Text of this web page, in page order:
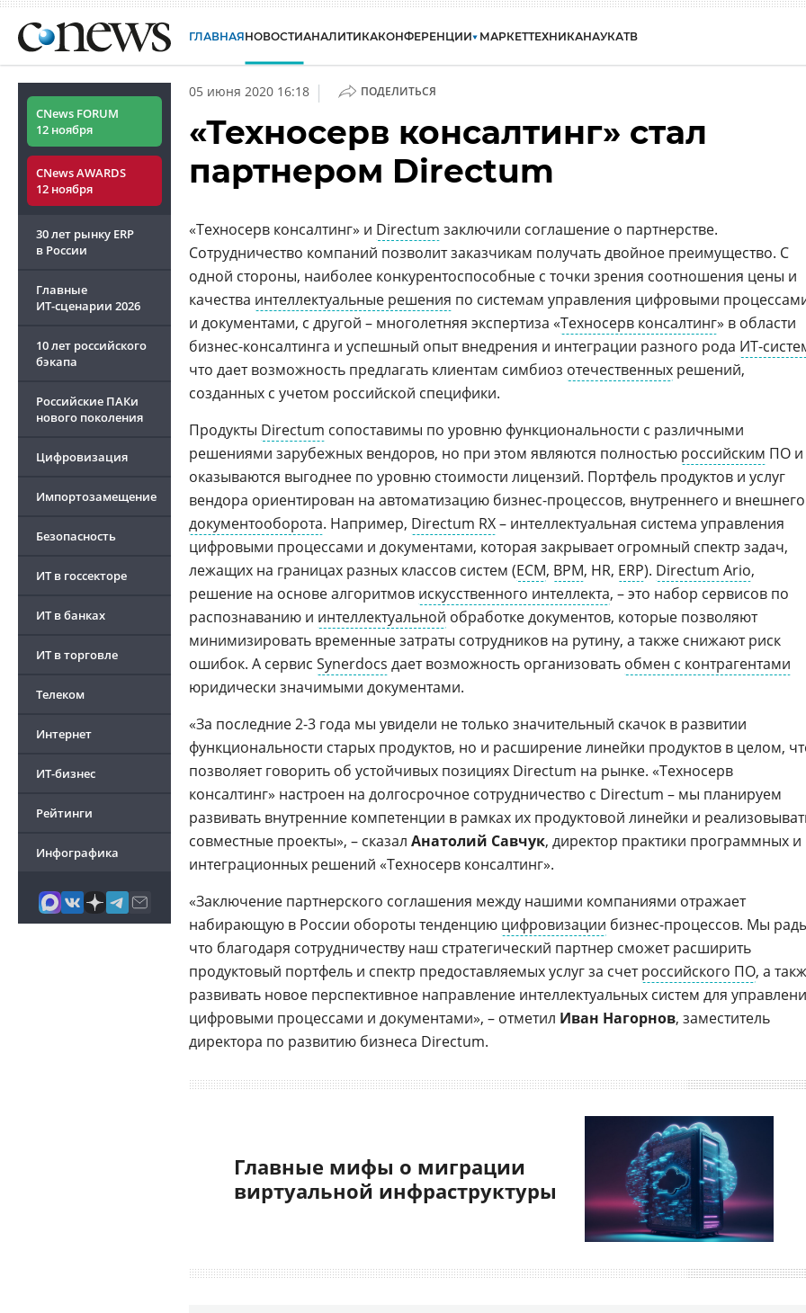
ГЛАВНАЯНОВОСТИАНАЛИТИКАКОНФЕРЕНЦИИ МАРКЕТТЕХНИКАНАУКАТВ
CNews FORUM
12 ноября
CNews AWARDS
12 ноября
30 лет рынку ERP
в России
Главные
ИТ-сценарии 2026
10 лет российского
бэкапа
Российские ПАКи
нового поколения
Цифровизация
Импортозамещение
Безопасность
ИТ в госсекторе
ИТ в банках
ИТ в торговле
Телеком
Интернет
ИТ-бизнес
Рейтинги
Инфографика
05 июня 2020 16:18 | ПОДЕЛИТЬСЯ
«Техносерв консалтинг» стал
партнером Directum
«Техносерв консалтинг» и Directum заключили соглашение о партнерстве.
Сотрудничество компаний позволит заказчикам получать двойное преимущество. С
одной стороны, наиболее конкурентоспособные с точки зрения соотношения цены и
качества интеллектуальные решения по системам управления цифровыми
и документами, с другой – многолетняя экспертиза «Техносерв консалтинг» в области
бизнес-консалтинга и успешный опыт внедрения и интеграции разного рода ИТ-
что дает возможность предлагать клиентам симбиоз отечественных решений,
созданных с учетом российской специфики.
Продукты Directum сопоставимы по уровню функциональности с различными
решениями зарубежных вендоров, но при этом являются полностью российским ПО и
оказываются выгоднее по уровню стоимости лицензий. Портфель продуктов и услуг
вендора ориентирован на автоматизацию бизнес-процессов, внутреннего и внешнего
документооборота. Например, Directum RX– интеллектуальная система управления
цифровыми процессами и документами, которая закрывает огромный спектр задач,
лежащих на границах разных классов систем (ECM, BPM, HR, ERP). Directum Ario,
решение на основе алгоритмов искусственного интеллекта, – это набор сервисов по
распознаванию и интеллектуальной обработке документов, которые позволяют
минимизировать временные затраты сотрудников на рутину, а также снижают риск
ошибок. А сервис Synerdocs дает возможность организовать обмен с контрагентами
юридически значимыми документами.
«За последние 2-3 года мы увидели не только значительный скачок в развитии
функциональности старых продуктов, но и расширение линейки продуктов в целом,
позволяет говорить об устойчивых позициях Directum на рынке. «Техносерв
консалтинг» настроен на долгосрочное сотрудничество с Directum – мы планируем
развивать внутренние компетенции в рамках их продуктовой линейки и
совместные проекты», – сказал Анатолий Савчук, директор практики программных и
интеграционных решений «Техносерв консалтинг».
«Заключение партнерского соглашения между нашими компаниями отражает
набирающую в России обороты тенденцию цифровизации бизнес-процессов. Мы
что благодаря сотрудничеству наш стратегический партнер сможет расширить
продуктовый портфель и спектр предоставляемых услуг за счетроссийского ПО, а
развивать новое перспективное направление интеллектуальных систем для
цифровыми процессами и документами», – отметил Иван Нагорнов, заместитель
директора по развитию бизнеса Directum.
Главные мифы о миграции
виртуальной инфраструктуры